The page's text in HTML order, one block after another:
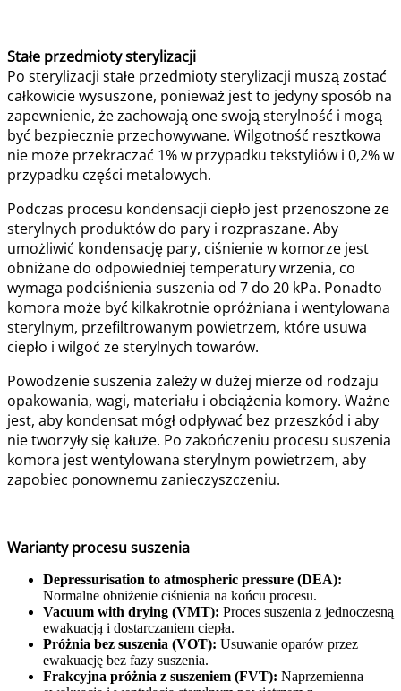
Stałe przedmioty sterylizacji
Po sterylizacji stałe przedmioty sterylizacji muszą zostać
całkowicie wysuszone, ponieważ jest to jedyny sposób na
zapewnienie, że zachowają one swoją sterylność i mogą
być bezpiecznie przechowywane. Wilgotność resztkowa
nie może przekraczać 1% w przypadku tekstyliów i 0,2% w
przypadku części metalowych.
Podczas procesu kondensacji ciepło jest przenoszone ze
sterylnych produktów do pary i rozpraszane. Aby
umożliwić kondensację pary, ciśnienie w komorze jest
obniżane do odpowiedniej temperatury wrzenia, co
wymaga podciśnienia suszenia od 7 do 20 kPa. Ponadto
komora może być kilkakrotnie opróżniana i wentylowana
sterylnym, przefiltrowanym powietrzem, które usuwa
ciepło i wilgoć ze sterylnych towarów.
Powodzenie suszenia zależy w dużej mierze od rodzaju
opakowania, wagi, materiału i obciążenia komory. Ważne
jest, aby kondensat mógł odpływać bez przeszkód i aby
nie tworzyły się kałuże. Po zakończeniu procesu suszenia
komora jest wentylowana sterylnym powietrzem, aby
zapobiec ponownemu zanieczyszczeniu.
Warianty procesu suszenia
Depressurisation to atmospheric pressure (DEA):
Normalne obniżenie ciśnienia na końcu procesu.
Vacuum with drying (VMT): Proces suszenia z jednoczesną
ewakuacją i dostarczaniem ciepła.
Próżnia bez suszenia (VOT): Usuwanie oparów przez
ewakuację bez fazy suszenia.
Frakcyjna próżnia z suszeniem (FVT): Naprzemienna